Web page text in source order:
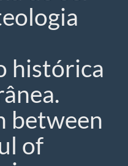
histórica
between
of